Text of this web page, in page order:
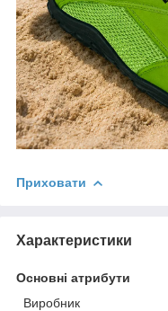
Приховати
Характеристики
Основні атрибути
Виробник